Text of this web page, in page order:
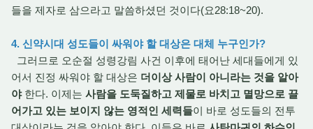
들을 제자로 삼으라고 말씀하셨던 것이다(요28:18~20).
4. 신약시대 성도들이 싸워야 할 대상은 대체 누구인가?
그러므로 오순절 성령강림 사건 이후에 태어난 세대들에게 있
어서 진정 싸워야 할 대상은 더이상 사람이 아니라는 것을 알아
야한다. 이제는 사람을 도둑질하고 제물로 바치고 멸망으로 끌
어가고 있는 보이지 않는 영적인 세력들이 바로 성도들의 전투